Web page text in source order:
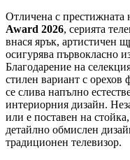
Отличена с престижната
Award 2026, серията
внася ярък, артистичен
осигурява първокласно
Благодарение на
стилен вариант с
се слива напълно
интериорния дизайн.
или е поставен на
детайлно обмислен
традиционен телевизор.